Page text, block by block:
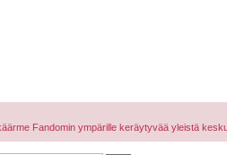
Fandomin ympärille keräytyvää yleistä